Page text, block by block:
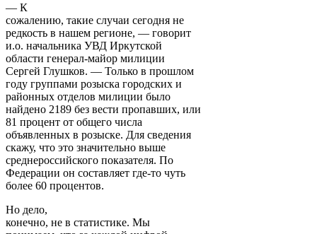
— К
сожалению, такие случаи сегодня не
редкость в нашем регионе, — говорит
и.о. начальника УВД Иркутской
области генерал-майор милиции
Сергей Глушков. — Только в прошлом
году группами розыска городских и
районных отделов милиции было
найдено 2189 без вести пропавших, или
81 процент от общего числа
объявленных в розыске. Для сведения
скажу, что это значительно выше
среднероссийского показателя. По
Федерации он составляет где-то чуть
более 60 процентов.
Но дело,
конечно, не в статистике. Мы